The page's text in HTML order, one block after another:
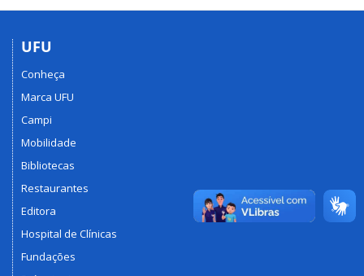
UFU
Conheça
Marca UFU
Campi
Mobilidade
Bibliotecas
Restaurantes
Editora
Hospital de Clínicas
Fundações